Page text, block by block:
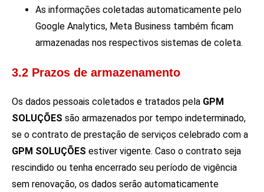
As informações coletadas automaticamente pelo
Google Analytics, Meta Business também ficam
armazenadas nos respectivos sistemas de coleta.
3.2 Prazos de armazenamento
Os dados pessoais coletados e tratados pela GPM
SOLUÇÕES são armazenados por tempo indeterminado,
se o contrato de prestação de serviços celebrado com a
GPM SOLUÇÕES estiver vigente. Caso o contrato seja
rescindido ou tenha encerrado seu período de vigência
sem renovação, os dados serão automaticamente